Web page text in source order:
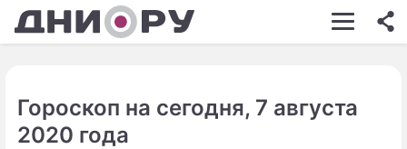
ШОУ-БИЗНЕС
КИНО
Гороскоп на сегодня, 7 августа
2020 года